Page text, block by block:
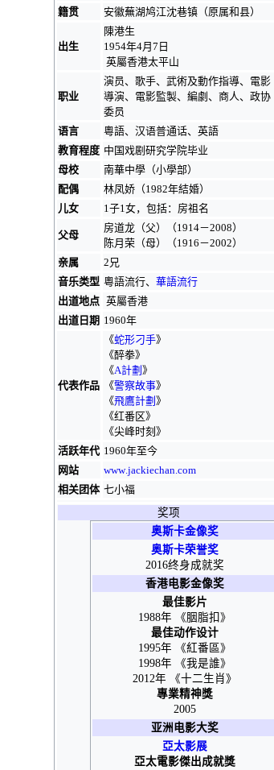
籍贯
安徽蕪湖鸠江沈巷镇 （原属和县）
出生
陳港生
1954年4月7日
英屬香港太平山
职业
演员、歌手、武術及動作指導、電影
導演、電影監製、編劇、商人、政协
委员
语言
粵語、汉语普通话、英語
教育程度 中国戏剧研究学院毕业
母校
南華中學（小學部）
配偶
林凤娇 （1982年結婚）
儿女
1子1女，包括： 房祖名
父母
房道龙 （父）（1914－2008）
陈月荣 （母）（1916－2002）
亲属
2兄
音乐类型 粵語流行、華語流行
出道地点 英屬香港
出道日期 1960年
代表作品
《蛇形刁手》
《醉拳》
《A計劃 》
《警察故事》
《飛鷹計劃 》
《红番区》
《尖峰时刻 》
活跃年代 1960年至今
网站
www.jackiechan.com
相关团体 七小福
奖项
奥斯卡金像奖
奥斯卡荣誉奖
2016终身成就奖
香港电影金像奖
最佳影片
1988年 《胭脂扣》
最佳动作设计
1995年 《紅番區》
1998年 《我是誰》
2012年 《十二生肖》
專業精神獎
2005
亚洲电影大奖
亞太影展
亞太電影傑出成就獎